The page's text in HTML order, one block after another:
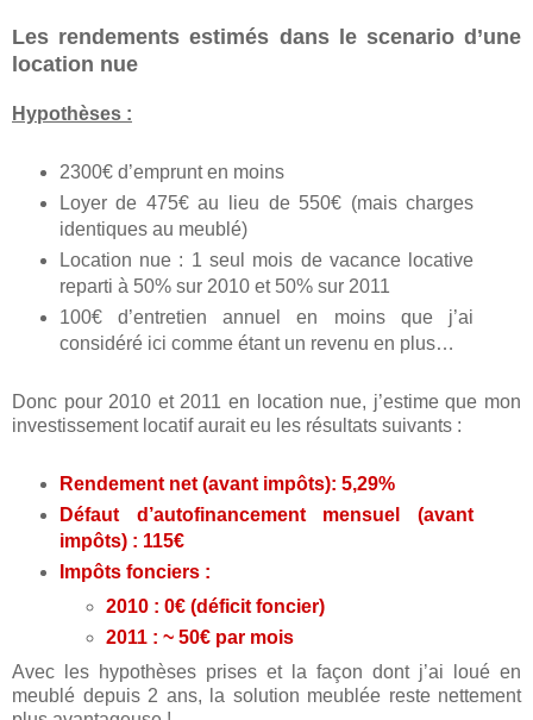
Les rendements estimés dans le scenario d’une
location nue
Hypothèses :
2300€ d’emprunt en moins
Loyer de 475€ au lieu de 550€ (mais charges
identiques au meublé)
Location nue : 1 seul mois de vacance locative
reparti à 50% sur 2010 et 50% sur 2011
100€ d’entretien annuel en moins que j’ai
considéré ici comme étant un revenu en plus…
Donc pour 2010 et 2011 en location nue, j’estime que mon
investissement locatif aurait eu les résultats suivants :
Rendement net (avant impôts): 5,29%
Défaut d’autofinancement mensuel (avant
impôts) : 115€
Impôts fonciers :
2010 : 0€ (déficit foncier)
2011 : ~ 50€ par mois
Avec les hypothèses prises et la façon dont j’ai loué en
meublé depuis 2 ans, la solution meublée reste nettement